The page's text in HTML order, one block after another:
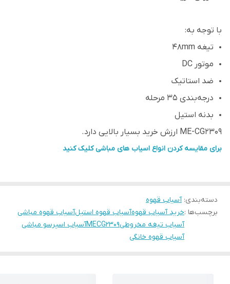
با توجه به:
تیغه 48mm
موتور DC
ضد استاتیک
درجه‌بندی 35 مرحله
بدنه استیل
ME-CG2309 ارزش خرید بسیار بالایی دارد.
برای مقایسه کردن انواع اسیاب های مباشی کلیک کنید
دسته‌بندی:آسیاب قهوه
برچسب‌ها :خرید آسیاب قهوهآسیاب قهوه استیلآسیاب قهوه مباشی
آسیاب تیغه مخروطیMECG2309آسیاب اسپرسو مباشی
آسیاب قهوه خانگی